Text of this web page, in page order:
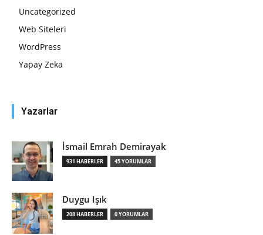
Uncategorized
Web Siteleri
WordPress
Yapay Zeka
Yazarlar
İsmail Emrah Demirayak
931 HABERLER 45 YORUMLAR
Duygu Işık
208 HABERLER 0 YORUMLAR